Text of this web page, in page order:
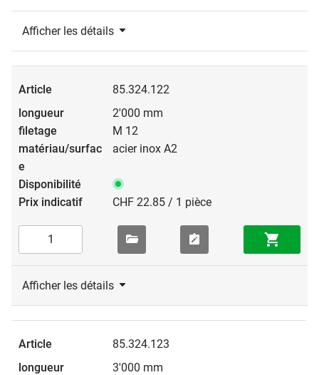
Afficher les détails
85.324.122
2'000 mm
M 12
acier inox A2
CHF 22.85 / 1 pièce
Afficher les détails
85.324.123
3'000 mm